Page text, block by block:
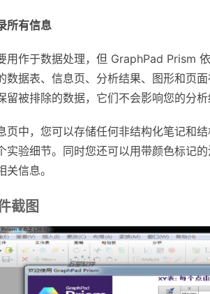
所有信息
用作于数据处理，但 GraphPad Prism
数据表、信息页、分析结果、图形和页
留被排除的数据，它们不会影响您的分
页中，您可以存储任何非结构化笔记和
实验细节。同时您还可以用带颜色标记
关信息。
截图